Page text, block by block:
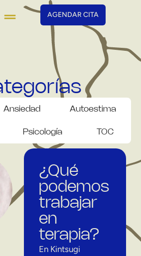
AGENDAR CITA
Ansiedad Autoestima
Psicología TOC
¿Qué
podemos
trabajar
en
terapia?
En Kintsugi